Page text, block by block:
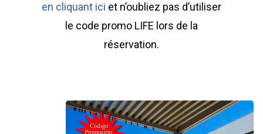
en cliquant ici et n’oubliez pas d’utiliser
le code promo LIFE lors de la
réservation.